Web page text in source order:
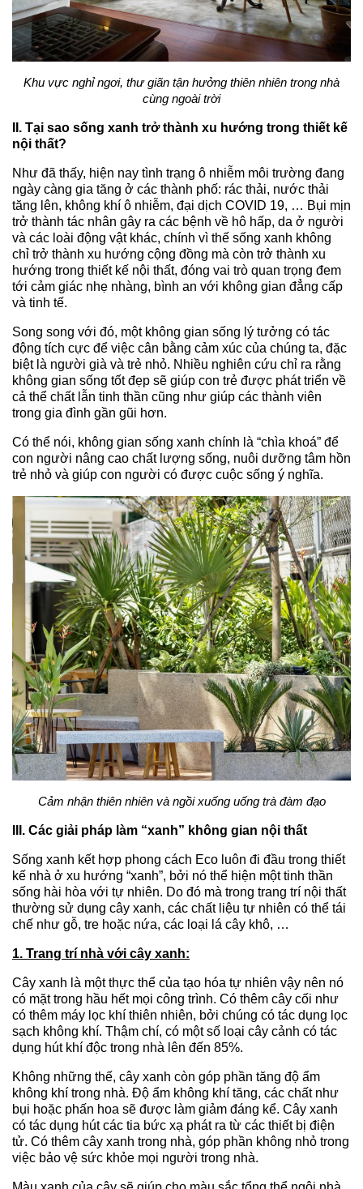
Khu vực nghỉ ngơi, thư giãn tận hưởng thiên nhiên trong nhà
cùng ngoài trời
II. Tại sao sống xanh trở thành xu hướng trong thiết kế
nội thất?
Như đã thấy, hiện nay tình trạng ô nhiễm môi trường đang
ngày càng gia tăng ở các thành phố: rác thải, nước thải
tăng lên, không khí ô nhiễm, đại dịch COVID 19, … Bụi mịn
trở thành tác nhân gây ra các bệnh về hô hấp, da ở người
và các loài động vật khác, chính vì thế sống xanh không
chỉ trở thành xu hướng cộng đồng mà còn trở thành xu
hướng trong thiết kế nội thất, đóng vai trò quan trọng đem
tới cảm giác nhẹ nhàng, bình an với không gian đẳng cấp
và tinh tế.
Song song với đó, một không gian sống lý tưởng có tác
động tích cực để việc cân bằng cảm xúc của chúng ta, đặc
biệt là người già và trẻ nhỏ. Nhiều nghiên cứu chỉ ra rằng
không gian sống tốt đẹp sẽ giúp con trẻ được phát triển về
cả thể chất lẫn tinh thần cũng như giúp các thành viên
trong gia đình gần gũi hơn.
Có thể nói, không gian sống xanh chính là “chìa khoá” để
con người nâng cao chất lượng sống, nuôi dưỡng tâm hồn
trẻ nhỏ và giúp con người có được cuộc sống ý nghĩa.
Cảm nhận thiên nhiên và ngồi xuống uống trà đàm đạo
III. Các giải pháp làm “xanh” không gian nội thất
Sống xanh kết hợp phong cách Eco luôn đi đầu trong thiết
kế nhà ở xu hướng “xanh”, bởi nó thể hiện một tinh thần
sống hài hòa với tự nhiên. Do đó mà trong trang trí nội thất
thường sử dụng cây xanh, các chất liệu tự nhiên có thể tái
chế như gỗ, tre hoặc nứa, các loại lá cây khô, …
1. Trang trí nhà với cây xanh:
Cây xanh là một thực thể của tạo hóa tự nhiên vậy nên nó
có mặt trong hầu hết mọi công trình. Có thêm cây cối như
có thêm máy lọc khí thiên nhiên, bởi chúng có tác dụng lọc
sạch không khí. Thậm chí, có một số loại cây cảnh có tác
dụng hút khí độc trong nhà lên đến 85%.
Không những thế, cây xanh còn góp phần tăng độ ẩm
không khí trong nhà. Độ ẩm không khí tăng, các chất như
bụi hoặc phấn hoa sẽ được làm giảm đáng kể. Cây xanh
có tác dụng hút các tia bức xạ phát ra từ các thiết bị điện
tử. Có thêm cây xanh trong nhà, góp phần không nhỏ trong
việc bảo vệ sức khỏe mọi người trong nhà.